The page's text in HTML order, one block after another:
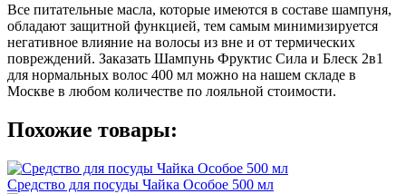
Все питательные масла, которые имеются в составе шампуня,
обладают защитной функцией, тем самым минимизируется
негативное влияние на волосы из вне и от термических
повреждений. Заказать Шампунь Фруктис Сила и Блеск 2в1
для нормальных волос 400 мл можно на нашем складе в
Москве в любом количестве по лояльной стоимости.
Похожие товары:
Средство для посуды Чайка Особое 500 мл